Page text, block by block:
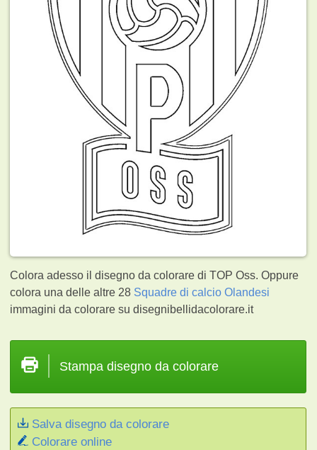
Colora adesso il disegno da colorare di TOP Oss. Oppure
colora una delle altre 28 Squadre di calcio Olandesi
immagini da colorare su disegnibellidacolorare.it
Stampa disegno da colorare
Salva disegno da colorare
Colorare online